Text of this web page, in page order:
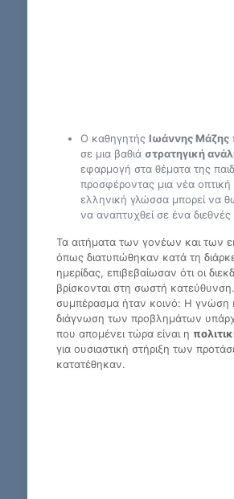
Ο καθηγητής Ιωάννης Μάζης
σε μια βαθιά στρατηγική
εφαρμογή στα θέματα της
προσφέροντας μια νέα
ελληνική γλώσσα μπορεί να
να αναπτυχθεί σε ένα
Τα αιτήματα των γονέων και των
όπως διατυπώθηκαν κατά τη
ημερίδας, επιβεβαίωσαν ότι οι
βρίσκονται στη σωστή
συμπέρασμα ήταν κοινό: Η γνώση
διάγνωση των προβλημάτων
που απομένει τώρα είναι η
για ουσιαστική στήριξη των
κατατέθηκαν.